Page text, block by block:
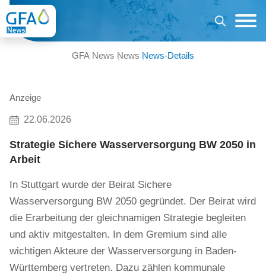
GFA News News News-Details
Anzeige
22.06.2026
Strategie Sichere Wasserversorgung BW 2050 in
Arbeit
In Stuttgart wurde der Beirat Sichere
Wasserversorgung BW 2050 gegründet. Der Beirat wird
die Erarbeitung der gleichnamigen Strategie begleiten
und aktiv mitgestalten. In dem Gremium sind alle
wichtigen Akteure der Wasserversorgung in Baden-
Württemberg vertreten. Dazu zählen kommunale